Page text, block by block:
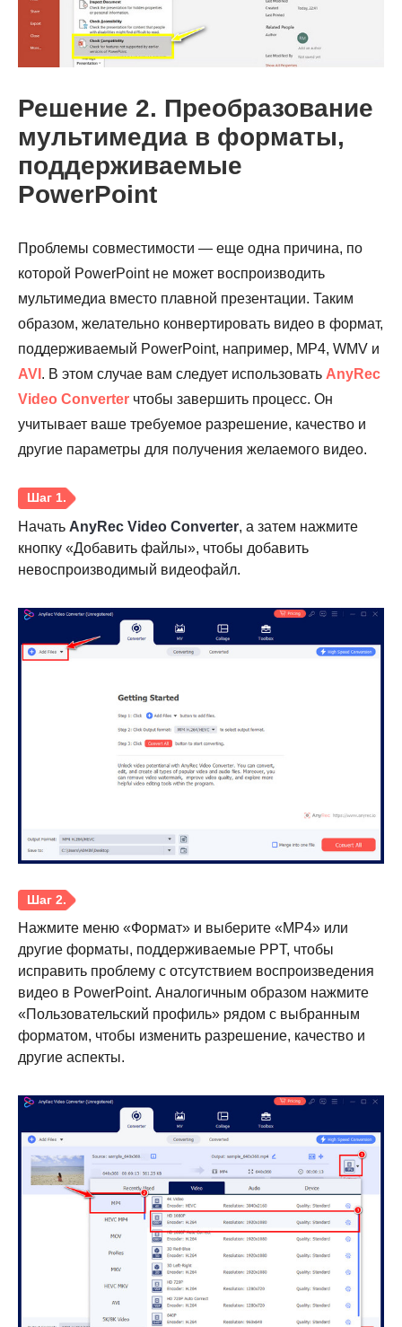
Шаг 2.
Решение 2. Преобразование
мультимедиа в форматы,
поддерживаемые
PowerPoint
Проблемы совместимости — еще одна причина, по
которой PowerPoint не может воспроизводить
мультимедиа вместо плавной презентации. Таким
образом, желательно конвертировать видео в формат,
поддерживаемый PowerPoint, например, MP4, WMV и
AVI . В этом случае вам следует использовать AnyRec
Video Converter чтобы завершить процесс. Он
учитывает ваше требуемое разрешение, качество и
другие параметры для получения желаемого видео.
Начать AnyRec Video Converter, а затем нажмите
кнопку «Добавить файлы», чтобы добавить
невоспроизводимый видеофайл.
Нажмите меню «Формат» и выберите «MP4» или
другие форматы, поддерживаемые PPT, чтобы
исправить проблему с отсутствием воспроизведения
видео в PowerPoint. Аналогичным образом нажмите
«Пользовательский профиль» рядом с выбранным
форматом, чтобы изменить разрешение, качество и
другие аспекты.